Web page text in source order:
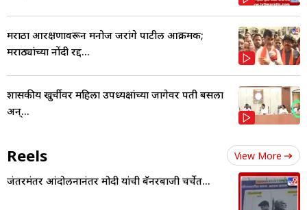
मराठा आरक्षणावरून मनोज जरांगे पाटील आक्रमक;
मराठ्यांच्या नोंदी रद्द...
शासकीय खुर्चीवर महिला उपध्यक्षांच्या जागेवर पती बसला
अन्...
Reels View More
जंतरमंतर आंदोलनानंतर मोदी यांची बॅनरबाजी चर्चेत...